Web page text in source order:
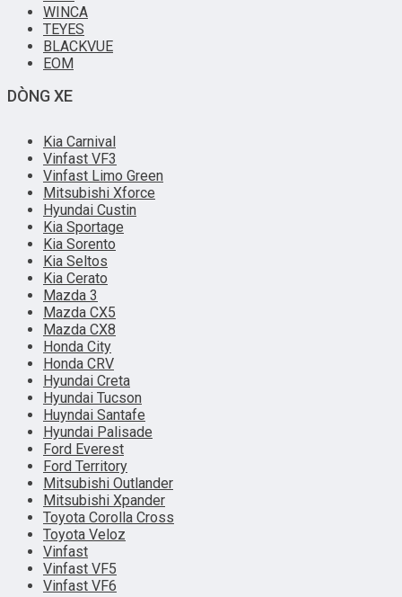
WINCA
TEYES
BLACKVUE
EOM
DÒNG XE
Kia Carnival
Vinfast VF3
Vinfast Limo Green
Mitsubishi Xforce
Hyundai Custin
Kia Sportage
Kia Sorento
Kia Seltos
Kia Cerato
Mazda 3
Mazda CX5
Mazda CX8
Honda City
Honda CRV
Hyundai Creta
Hyundai Tucson
Huyndai Santafe
Hyundai Palisade
Ford Everest
Ford Territory
Mitsubishi Outlander
Mitsubishi Xpander
Toyota Corolla Cross
Toyota Veloz
Vinfast
Vinfast VF5
Vinfast VF6